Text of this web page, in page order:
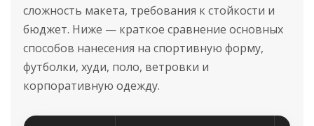
сложность макета, требования к стойкости и
бюджет. Ниже — краткое сравнение основных
способов нанесения на спортивную форму,
футболки, худи, поло, ветровки и
корпоративную одежду.